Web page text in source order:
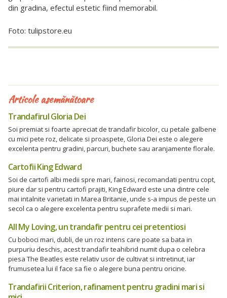
din gradina, efectul estetic fiind memorabil.
Foto: tulipstore.eu
Articole asemănătoare
Trandafirul Gloria Dei
Soi premiat si foarte apreciat de trandafir bicolor, cu petale galbene
cu mici pete roz, delicate si proaspete, Gloria Dei este o alegere
excelenta pentru gradini, parcuri, buchete sau aranjamente florale.
Cartofii King Edward
Soi de cartofi albi medii spre mari, fainosi, recomandati pentru copt,
piure dar si pentru cartofi prajiti, King Edward este una dintre cele
mai intalnite varietati in Marea Britanie, unde s-a impus de peste un
secol ca o alegere excelenta pentru suprafete medii si mari.
All My Loving, un trandafir pentru cei pretentiosi
Cu boboci mari, dubli, de un roz intens care poate sa bata in
purpuriu deschis, acest trandafir teahibrid numit dupa o celebra
piesa The Beatles este relativ usor de cultivat si intretinut, iar
frumusetea lui il face sa fie o alegere buna pentru oricine.
Trandafirii Criterion, rafinament pentru gradini mari si